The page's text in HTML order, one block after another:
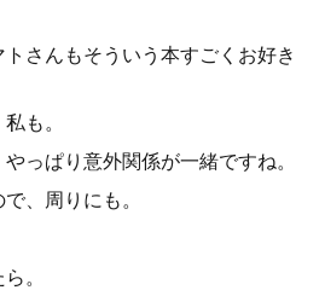
さんもそういう本すごくお好き
も。
っぱり意外関係が一緒ですね。
、周りにも。
。